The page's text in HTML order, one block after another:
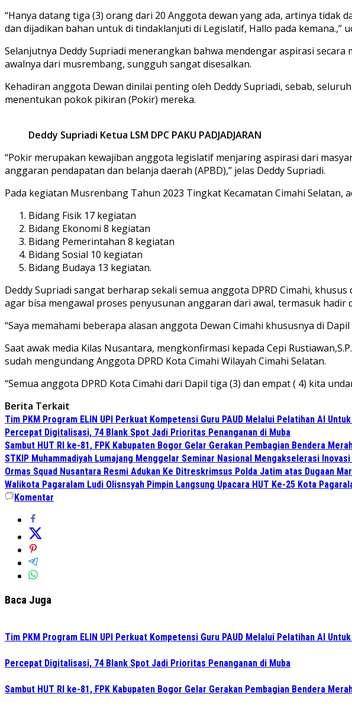
“Hanya datang tiga (3) orang dari 20 Anggota dewan yang ada, artinya
dan dijadikan bahan untuk di tindaklanjuti di Legislatif, Hallo pada kemana.,”
Selanjutnya Deddy Supriadi menerangkan bahwa mendengar aspirasi
awalnya dari musrembang, sungguh sangat disesalkan.
Kehadiran anggota Dewan dinilai penting oleh Deddy Supriadi, sebab,
menentukan pokok pikiran (Pokir) mereka.
Deddy Supriadi Ketua LSM DPC PAKU PADJADJARAN
“Pokir merupakan kewajiban anggota legislatif menjaring aspirasi dari
anggaran pendapatan dan belanja daerah (APBD),” jelas Deddy Supriadi.
Pada kegiatan Musrenbang Tahun 2023 Tingkat Kecamatan Cimahi
Bidang Fisik 17 kegiatan
Bidang Ekonomi 8 kegiatan
Bidang Pemerintahan 8 kegiatan
Bidang Sosial 10 kegiatan
Bidang Budaya 13 kegiatan.
Deddy Supriadi sangat berharap sekali semua anggota DPRD Cimahi,
agar bisa mengawal proses penyusunan anggaran dari awal, termasuk hadir
“Saya memahami beberapa alasan anggota Dewan Cimahi khususnya di
Saat awak media Kilas Nusantara, mengkonfirmasi kepada Cepi
sudah mengundang Anggota DPRD Kota Cimahi Wilayah Cimahi Selatan.
“Semua anggota DPRD Kota Cimahi dari Dapil tiga (3) dan empat ( 4) kita
Berita Terkait
Tim PKM Program ELIN UPI Perkuat Kompetensi Guru PAUD Melalui Pelatihan AI
Percepat Digitalisasi, 74 Blank Spot Jadi Prioritas Penanganan di Muba
Sambut HUT RI ke-81, FPK Kabupaten Bogor Gelar Gerakan Pembagian Bendera
STKIP Muhammadiyah Lumajang Menggelar Seminar Nasional Mengakselerasi
Ormas Squad Nusantara Resmi Adukan Ke Ditreskrimsus Polda Jatim atas Dugaan
Walikota Pagaralam Ludi Olisnsyah Pimpin Langsung Upacara HUT Ke-25 Kota
Komentar
Baca Juga
Tim PKM Program ELIN UPI Perkuat Kompetensi Guru PAUD Melalui Pelatihan AI
Percepat Digitalisasi, 74 Blank Spot Jadi Prioritas Penanganan di Muba
Sambut HUT RI ke-81, FPK Kabupaten Bogor Gelar Gerakan Pembagian Bendera